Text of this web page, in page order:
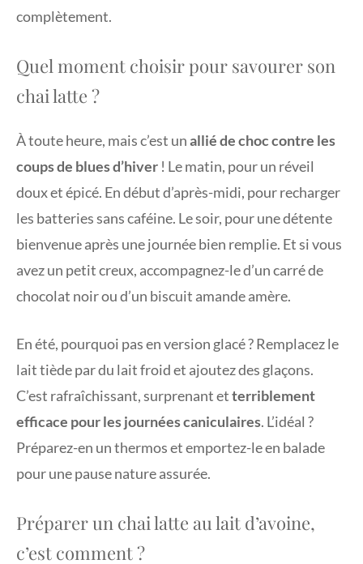
complètement.
Quel moment choisir pour savourer son
chai latte ?
À toute heure, mais c’est unallié de choc contre les
coups de blues d’hiver ! Le matin, pour un réveil
doux et épicé. En début d’après-midi, pour recharger
les batteries sans caféine. Le soir, pour une détente
bienvenue après une journée bien remplie. Et si vous
avez un petit creux, accompagnez-le d’un carré de
chocolat noir ou d’un biscuit amande amère.
En été, pourquoi pas en version glacé ? Remplacez le
lait tiède par du lait froid et ajoutez des glaçons.
C’est rafraîchissant, surprenant etterriblement
efficace pour les journées caniculaires. L’idéal ?
Préparez-en un thermos et emportez-le en balade
pour une pause nature assurée.
Préparer un chai latte au lait d’avoine,
c’est comment ?